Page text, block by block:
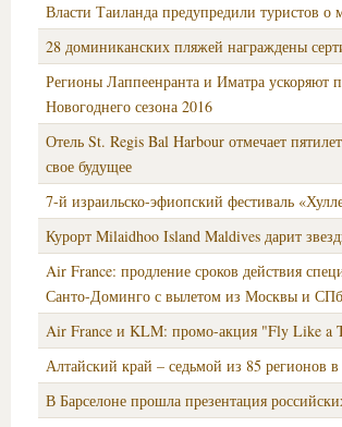
Власти Таиланда предупредили туристов о
28 доминиканских пляжей награждены
Регионы Лаппеенранта и Иматра ускоряют
Новогоднего сезона 2016
Отель St. Regis Bal Harbour отмечает
свое будущее
7-й израильско-эфиопский фестиваль
Курорт Milaidhoo Island Maldives дарит
Air France: продление сроков действия
Санто-Доминго с вылетом из Москвы и СПб
Air France и KLM: промо-акция "Fly Like
Алтайский край – седьмой из 85 регионов
В Барселоне прошла презентация